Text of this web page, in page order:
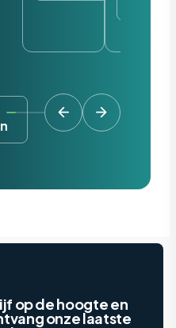
op de hoogte en
onze laatste